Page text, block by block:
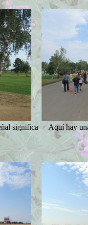
significa
Aquí hay